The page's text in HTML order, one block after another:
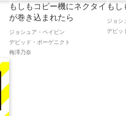
もしもコピー機にネクタイ
が巻き込まれたら
ジョシュア・ペイビン
デビッド・ボーゲニクト
梅澤乃奈
もし
ジョシ
デビッ